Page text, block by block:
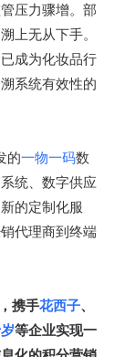
压力骤增。部
上无从下手。
成为化妆品行
系统有效性的
的一物一码数
统、数字供应
的定制化服
代理商到终端
携手花西子、
等企业实现一